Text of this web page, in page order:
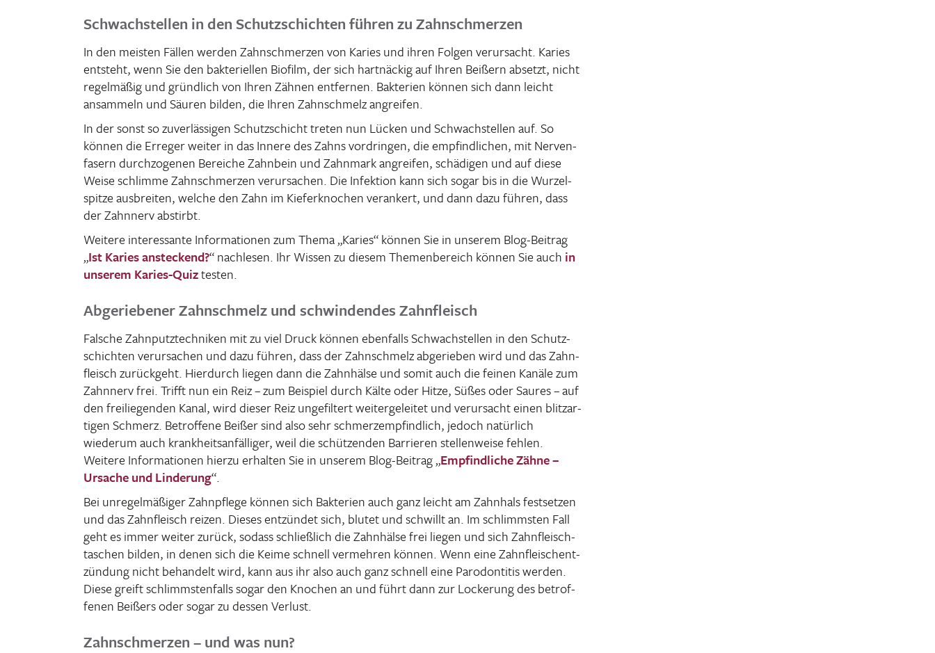
Schwachstellen in den Schutzschichten führen zu Zahnschmerzen
In den meisten Fällen werden Zahn­schmerzen von Karies und ihren Folgen verur­sacht. Karies
entsteht, wenn Sie den bakte­ri­ellen Biofilm, der sich hart­nä­ckig auf Ihren Beißern absetzt, nicht
regel­mäßig und gründ­lich von Ihren Zähnen entfernen. Bakte­rien können sich dann leicht
ansam­meln und Säuren bilden, die Ihren Zahn­schmelz angreifen.
In der sonst so zuver­läs­sigen Schutz­schicht treten nun Lücken und Schwach­stellen auf. So
können die Erreger weiter in das Innere des Zahns vordringen, die empfind­li­chen, mit Nerven­
fa­sern durch­zo­genen Bereiche Zahn­bein und Zahn­mark angreifen, schä­digen und auf diese
Weise schlimme Zahn­schmerzen verur­sa­chen. Die Infek­tion kann sich sogar bis in die Wurzel­
spitze ausbreiten, welche den Zahn im Kiefer­kno­chen veran­kert, und dann dazu führen, dass
der Zahn­nerv abstirbt.
Weitere inter­es­sante Infor­ma­tionen zum Thema „Karies“ können Sie in unserem Blog-Beitrag
„Ist Karies anste­ckend?“ nach­lesen. Ihr Wissen zu diesem Themen­be­reich können Sie auch in
unserem Karies-Quiztesten.
Abgeriebener Zahnschmelz und schwindendes Zahnfleisch
Falsche Zahn­putz­tech­niken mit zu viel Druck können eben­falls Schwach­stellen in den Schutz­
schichten verur­sa­chen und dazu führen, dass der Zahn­schmelz abge­rieben wird und das Zahn­
fleisch zurück­geht. Hier­durch liegen dann die Zahn­hälse und somit auch die feinen Kanäle zum
Zahn­nerv frei. Trifft nun ein Reiz – zum Beispiel durch Kälte oder Hitze, Süßes oder Saures – auf
den frei­lie­genden Kanal, wird dieser Reiz unge­fil­tert weiter­ge­leitet und verur­sacht einen blitz­ar­
tigen Schmerz. Betrof­fene Beißer sind also sehr schmerz­emp­find­lich, jedoch natür­lich
wiederum auch krank­heits­an­fäl­liger, weil die schüt­zenden Barrieren stel­len­weise fehlen.
Weitere Infor­ma­tionen hierzu erhalten Sie in unserem Blog-Beitrag „Empfind­liche Zähne –
Ursache und Linde­rung“.
Bei unre­gel­mä­ßiger Zahn­pflege können sich Bakte­rien auch ganz leicht am Zahn­hals fest­setzen
und das Zahn­fleisch reizen. Dieses entzündet sich, blutet und schwillt an. Im schlimmsten Fall
geht es immer weiter zurück, sodass schließ­lich die Zahn­hälse frei liegen und sich Zahn­fleisch­
ta­schen bilden, in denen sich die Keime schnell vermehren können. Wenn eine Zahn­fleisch­ent­
zün­dung nicht behan­delt wird, kann aus ihr also auch ganz schnell eine Parodon­titis werden.
Diese greift schlimms­ten­falls sogar den Knochen an und führt dann zur Locke­rung des betrof­
fenen Beißers oder sogar zu dessen Verlust.
Zahnschmerzen – und was nun?